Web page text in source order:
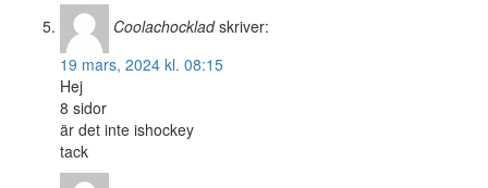
Coolachocklad skriver:
19 mars, 2024 kl. 08:15
Hej
8 sidor
är det inte ishockey
tack